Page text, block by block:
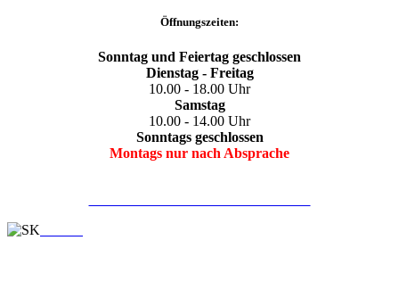
Öffnungszeiten:
Sonntag und Feiertag geschlossen
Dienstag - Freitag
10.00 - 18.00 Uhr
Samstag
10.00 - 14.00 Uhr
Sonntags geschlossen
Montags nur nach Absprache